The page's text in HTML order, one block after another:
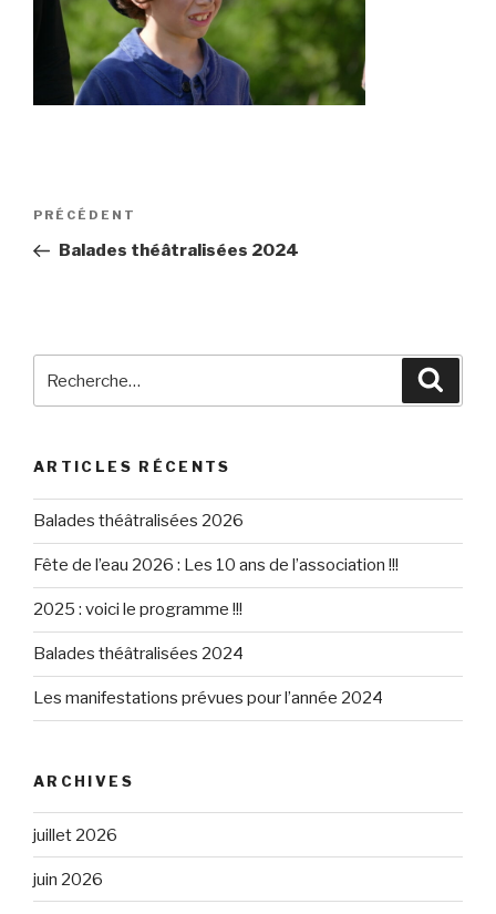
Navigation
l’article
Article
précédent
PRÉCÉDENT
Balades théâtralisées 2024
ARTICLES RÉCENTS
Balades théâtralisées 2026
Fête de l’eau 2026 : Les 10 ans de l’association !!!
2025 : voici le programme !!!
Balades théâtralisées 2024
Les manifestations prévues pour l’année 2024
ARCHIVES
juillet 2026
juin 2026